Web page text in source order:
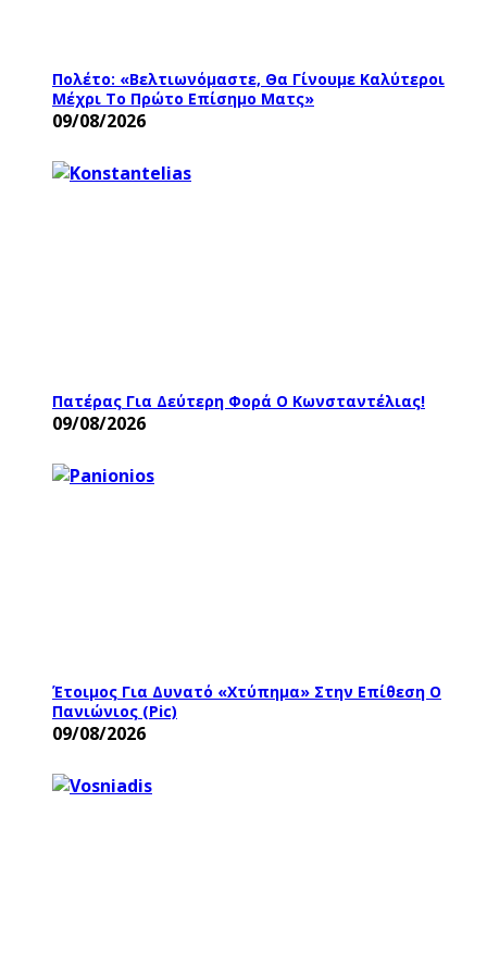
Πολέτο: «Βελτιωνόμαστε, Θα Γίνουμε Καλύτεροι
Μέχρι Το Πρώτο Επίσημο Ματς»
09/08/2026
Πατέρας Για Δεύτερη Φορά Ο Κωνσταντέλιας!
09/08/2026
Έτοιμος Για Δυνατό «χτύπημα» Στην Επίθεση Ο
Πανιώνιος (pic)
09/08/2026